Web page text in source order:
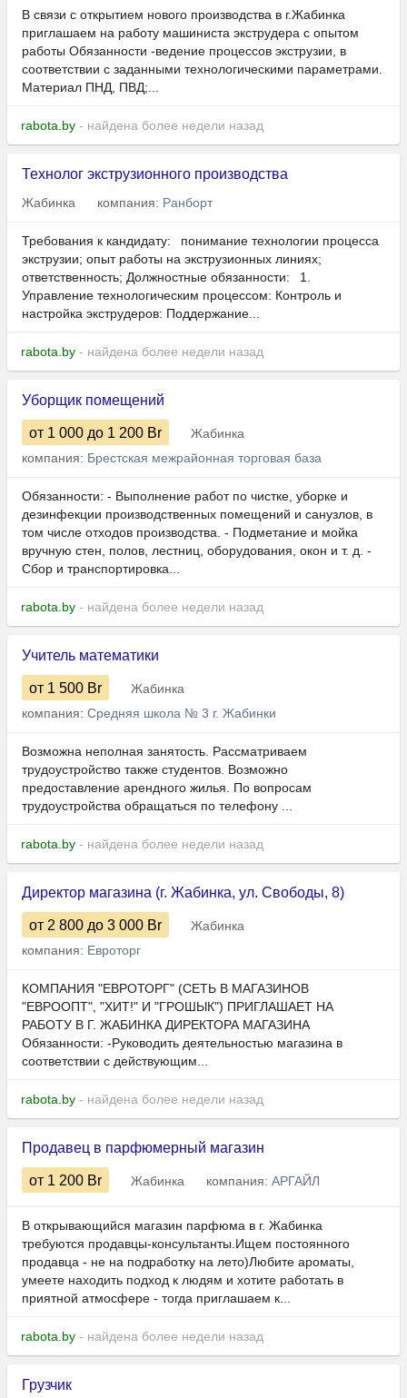
В связи с открытием нового производства в г.Жабинка
приглашаем на работу машиниста экструдера с опытом
работы Обязанности -ведение процессов экструзии, в
соответствии с заданными технологическими параметрами.
Материал ПНД, ПВД;...
rabota.by - найдена более недели назад
Технолог экструзионного производства
Жабинка компания: Ранборт
Требования к кандидату: понимание технологии процесса
экструзии; опыт работы на экструзионных линиях;
ответственность; Должностные обязанности: 1.
Управление технологическим процессом: Контроль и
настройка экструдеров: Поддержание...
rabota.by - найдена более недели назад
Уборщик помещений
от 1 000 до 1 200 Br
Жабинка
компания: Брестская межрайонная торговая база
Обязанности: - Выполнение работ по чистке, уборке и
дезинфекции производственных помещений и санузлов, в
том числе отходов производства. - Подметание и мойка
вручную стен, полов, лестниц, оборудования, окон и т. д. -
Сбор и транспортировка...
rabota.by - найдена более недели назад
Учитель математики
от 1 500 Br
Жабинка
компания: Средняя школа № 3 г. Жабинки
Возможна неполная занятость. Рассматриваем
трудоустройство также студентов. Возможно
предоставление арендного жилья. По вопросам
трудоустройства обращаться по телефону ...
rabota.by - найдена более недели назад
Директор магазина (г. Жабинка, ул. Свободы, 8)
от 2 800 до 3 000 Br
Жабинка
компания: Евроторг
КОМПАНИЯ "ЕВРОТОРГ" (СЕТЬ В МАГАЗИНОВ
"ЕВРООПТ", "ХИТ!" И "ГРОШЫК") ПРИГЛАШАЕТ НА
РАБОТУ В Г. ЖАБИНКА ДИРЕКТОРА МАГАЗИНА
Обязанности: -Руководить деятельностью магазина в
соответствии с действующим...
rabota.by - найдена более недели назад
Продавец в парфюмерный магазин
от 1 200 Br Жабинка компания: АРГАЙЛ
В открывающийся магазин парфюма в г. Жабинка
требуются продавцы-консультанты.Ищем постоянного
продавца - не на подработку на лето)Любите ароматы,
умеете находить подход к людям и хотите работать в
приятной атмосфере - тогда приглашаем к...
rabota.by - найдена более недели назад
Грузчик